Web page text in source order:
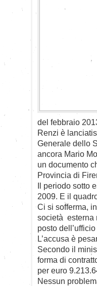
del febbraio
Renzi è
Generale dello
ancora Mario
un documento
Provincia di
Il periodo sotto
2009. E il
Ci si sofferma,
società esterna
posto
L’accusa è
Secondo il
forma di
per euro
Nessun